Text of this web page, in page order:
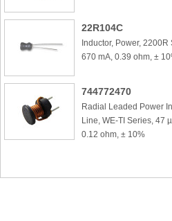
22R104C
Inductor, Power,
670 mA, 0.39 ohm, ±
744772470
Radial Leaded Power
Line, WE-TI Series, 47
0.12 ohm, ± 10%